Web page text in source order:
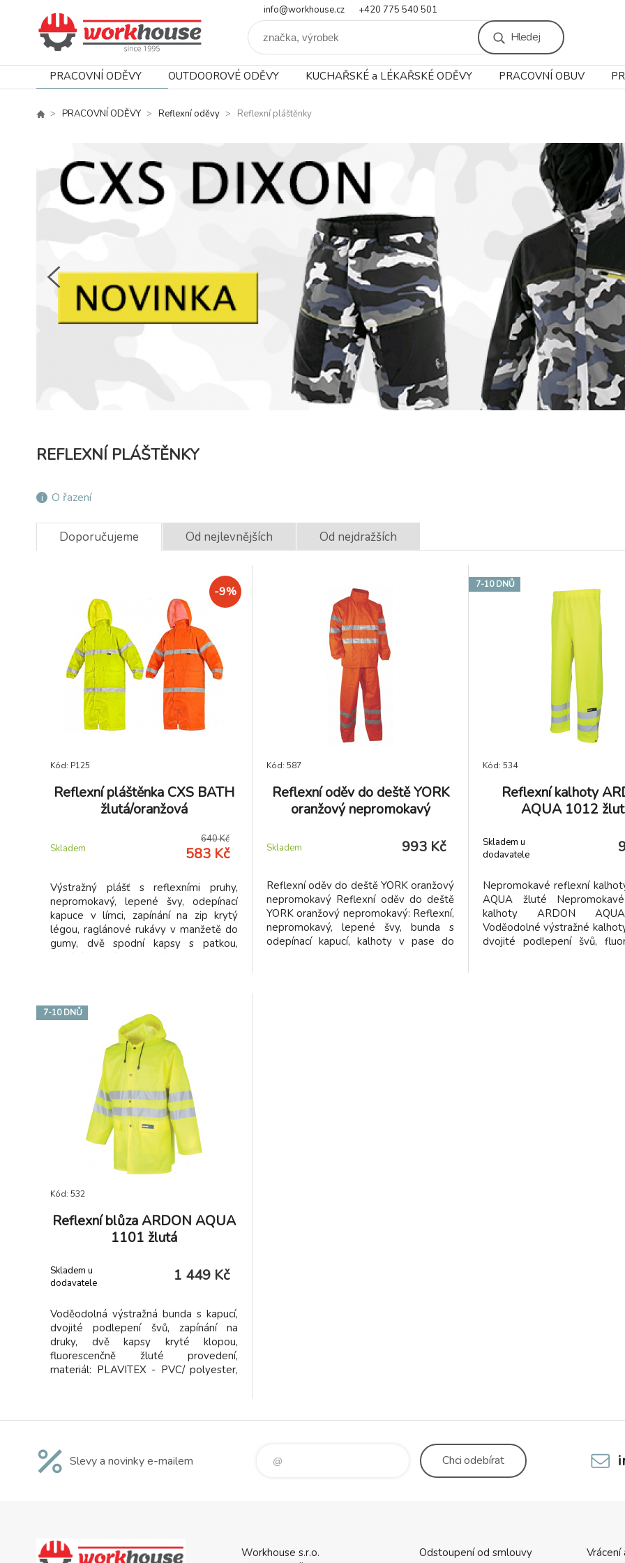
info@workhouse.cz +420 775 540 501
Hledej
PRACOVNÍ ODĚVY OUTDOOROVÉ ODĚVY KUCHAŘSKÉ a LÉKAŘSKÉ ODĚVY PRACOVNÍ OBUV
PRACOVNÍ ODĚVY Reflexní oděvy Reflexní pláštěnky
REFLEXNÍ PLÁŠTĚNKY
O řazení
Doporučujeme Od nejlevnějších Od nejdražších
-9%
Kód: P125
Reflexní pláštěnka CXS BATH
žlutá/oranžová
Skladem
640 Kč
583 Kč
Výstražný plášť s reflexními pruhy,
nepromokavý, lepené švy, odepínací
kapuce v límci, zapínání na zip krytý
légou, raglánové rukávy v manžetě do
gumy, dvě spodní kapsy s patkou,
Kód: 587
Reflexní oděv do deště YORK
oranžový nepromokavý
Skladem 993 Kč
Reflexní oděv do deště YORK oranžový
nepromokavý Reflexní oděv do deště
YORK oranžový nepromokavý: Reflexní,
nepromokavý, lepené švy, bunda s
odepínací kapucí, kalhoty v pase do
7-10 DNŮ
Kód: 534
Reflexní kalhoty
AQUA 1012
Skladem u
dodavatele
Nepromokavé reflexní
AQUA žluté
kalhoty ARDON
Voděodolné výstražné
dvojité podlepení švů,
7-10 DNŮ
Kód: 532
Reflexní blůza ARDON AQUA
1101 žlutá
Skladem u
dodavatele
1 449 Kč
Voděodolná výstražná bunda s kapucí,
dvojité podlepení švů, zapínání na
druky, dvě kapsy kryté klopou,
fluorescenčně žluté provedení,
materiál: PLAVITEX - PVC/ polyester,
Slevy a novinky e-mailem Chciodebírat
Workhouse s.r.o.
Odstoupení od smlouvy
Vrácení